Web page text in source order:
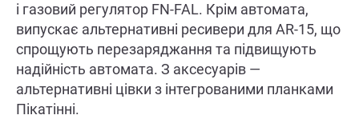
і газовий регулятор FN-FAL. Крім автомата,
випускає альтернативні ресивери для AR-15, що
спрощують перезаряджання та підвищують
надійність автомата. З аксесуарів —
альтернативні цівки з інтегрованими планками
Пікатінні.